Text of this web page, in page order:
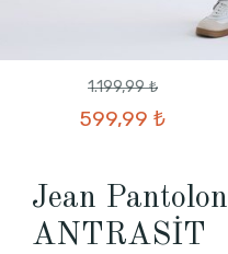
1.199,99 ₺
599,99 ₺
Jean Pantolon
ANTRASİT